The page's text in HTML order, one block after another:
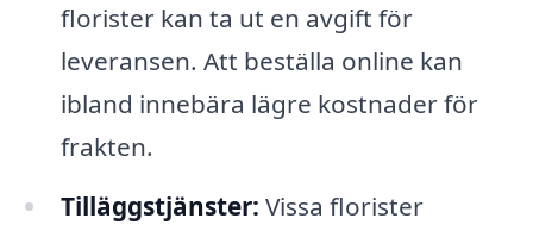
florister kan ta ut en avgift för
leveransen. Att beställa online kan
ibland innebära lägre kostnader för
frakten.
Tilläggstjänster: Vissa florister